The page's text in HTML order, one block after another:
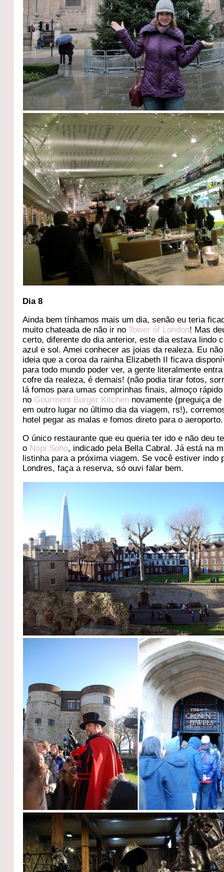
Dia 8
Ainda bem tínhamos mais um dia, senão eu teria
muito chateada de não ir noTower of London! Mas
certo, diferente do dia anterior, este dia estava lindo
azul e sol. Amei conhecer as joias da realeza. Eu
ideia que a coroa da rainha Elizabeth II ficava
para todo mundo poder ver, a gente literalmente
cofre da realeza, é demais! (não podia tirar fotos,
lá fomos para umas comprinhas finais, almoço rápido
no Gourment Burger Kitchen novamente (preguiça
em outro lugar no último dia da viagem, rs!),
hotel pegar as malas e fomos direto para o aeroporto.
O único restaurante que eu queria ter ido e não deu
o Nopi Soho, indicado pela Bella Cabral. Já está na
listinha para a próxima viagem. Se você estiver indo
Londres, faça a reserva, só ouvi falar bem.